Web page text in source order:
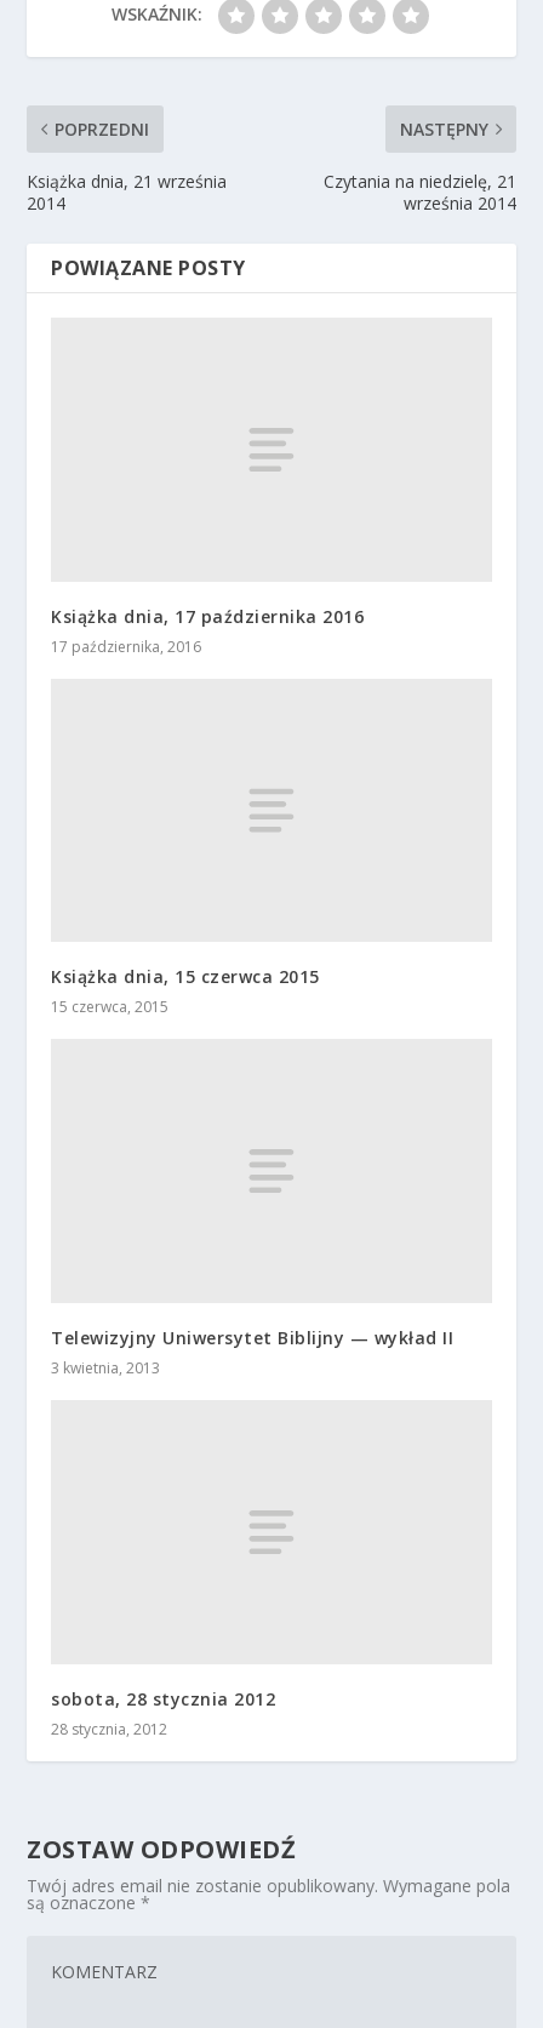
WSKAŹNIK:
POPRZEDNI
Książka dnia, 21 września
2014
NASTĘPNY
Czytania na niedzielę, 21
września 2014
POWIĄZANE POSTY
Książka dnia, 17 października 2016
17 października, 2016
Książka dnia, 15 czerwca 2015
15 czerwca, 2015
Telewizyjny Uniwersytet Biblijny — wykład II
3 kwietnia, 2013
sobota, 28 stycznia 2012
28 stycznia, 2012
ZOSTAW ODPOWIEDŹ
Twój adres email nie zostanie opublikowany. Wymagane pola
są oznaczone*